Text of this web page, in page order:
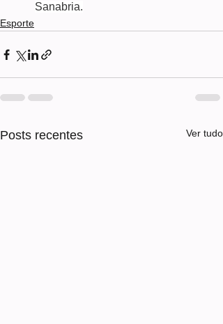
Sanabria.
Esporte
Posts recentes Ver tudo